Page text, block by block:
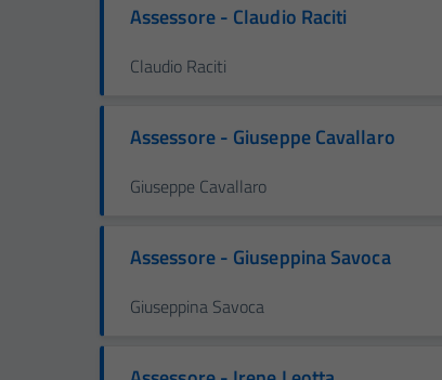
Assessore - Claudio Raciti
Claudio Raciti
Assessore - Giuseppe Cavallaro
Giuseppe Cavallaro
Assessore - Giuseppina Savoca
Giuseppina Savoca